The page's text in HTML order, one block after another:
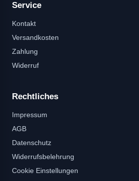
Service
Kontakt
Versandkosten
Zahlung
Widerruf
Rechtliches
Impressum
AGB
Datenschutz
Widerrufsbelehrung
Cookie Einstellungen